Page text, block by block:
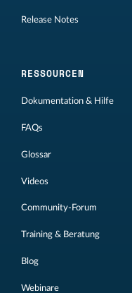
Release Notes
RESSOURCEN
Dokumentation & Hilfe
FAQs
Glossar
Videos
Community-Forum
Training & Beratung
Blog
Webinare